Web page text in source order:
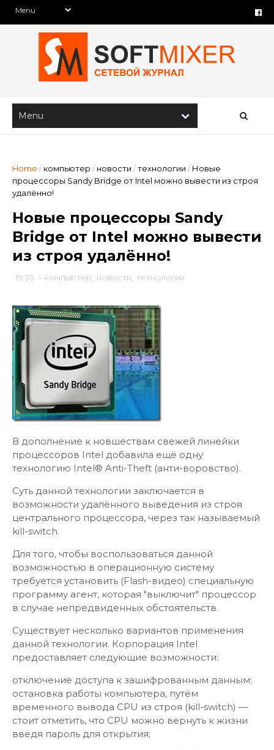
Home / компьютер / новости /технологии / Новые
процессоры Sandy Bridge от Intel можно вывести из строя
удалённо!
Новые процессоры Sandy
Bridge от Intel можно вывести
из строя удалённо!
19:35 - компьютер новости технологии
В дополнение к новшествам свежей линейки
процессоров Intel добавила ещё одну
технологию Intel® Anti-Theft (анти-воровство).
Суть данной технологии заключается в
возможности удалённого выведения из строя
центрального процессора, через так называемый
kill-switch.
Для того, чтобы воспользоваться данной
возможностью в операционную систему
требуется установить (Flash-видео) специальную
программу агент, которая "выключит" процессор
в случае непредвиденных обстоятельств.
Существует несколько вариантов применения
данной технологии. Корпорация Intel
предоставляет следующие возможности:
отключение доступа к зашифрованным данным;
остановка работы компьютера, путём
временного вывода CPU из строя (kill-switch) —
стоит отметить, что CPU можно вернуть к жизни
введя пароль для открытия;